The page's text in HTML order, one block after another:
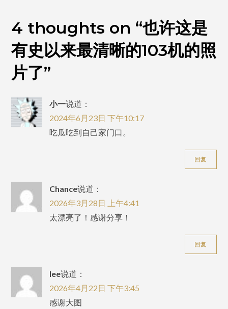
清
的
片
了
4 thoughts on “也许这是
有史以来最清晰的103机的照
片了”
小一说道：
2024年6月23日 下午10:17
吃瓜吃到自己家门口。
回复
Chance说道：
2026年3月28日 上午4:41
太漂亮了！感谢分享！
回复
lee说道：
2026年4月22日 下午3:45
感谢大图